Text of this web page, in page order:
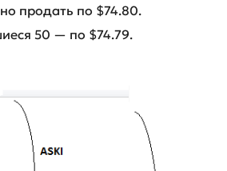
продать по $74.80.
50 — по $74.79.